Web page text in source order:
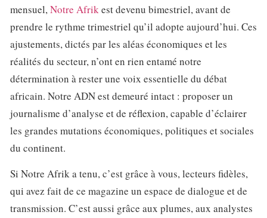
mensuel,Notre Afrikest devenu bimestriel, avant de
prendre le rythme trimestriel qu’il adopte aujourd’hui. Ces
ajustements, dictés par les aléas économiques et les
réalités du secteur, n’ont en rien entamé notre
détermination à rester une voix essentielle du débat
africain. Notre ADN est demeuré intact : proposer un
journalisme d’analyse et de réflexion, capable d’éclairer
les grandes mutations économiques, politiques et sociales
du continent.
Si Notre Afrik a tenu, c’est grâce à vous, lecteurs fidèles,
qui avez fait de ce magazine un espace de dialogue et de
transmission. C’est aussi grâce aux plumes, aux analystes